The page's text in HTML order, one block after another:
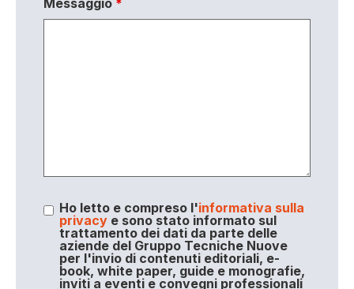
Ho letto e compreso l'informativa sulla
privacye sono stato informato sul
trattamento dei dati da parte delle
aziende del Gruppo Tecniche Nuove
per l'invio di contenuti editoriali, e-
book, white paper, guide e monografie,
inviti a eventi e convegni professionali